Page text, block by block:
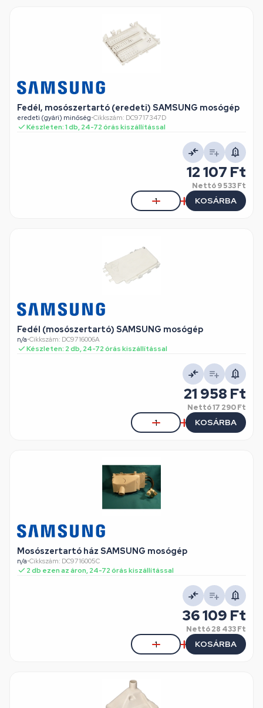
Fedél, mosószertartó (eredeti) SAMSUNG mosógép
eredeti (gyári) minőség•Cikkszám: DC9717347D
Készleten: 1 db, 24-72 órás kiszállítással
12 107 Ft
Nettó9 533 Ft
KOSÁRBA
Fedél (mosószertartó) SAMSUNG mosógép
n/a•Cikkszám: DC9716006A
Készleten: 2 db, 24-72 órás kiszállítással
21 958 Ft
Nettó17 290 Ft
KOSÁRBA
Mosószertartó ház SAMSUNG mosógép
n/a•Cikkszám: DC9716005C
2 db ezen az áron, 24-72 órás kiszállítással
36 109 Ft
Nettó28 433 Ft
KOSÁRBA